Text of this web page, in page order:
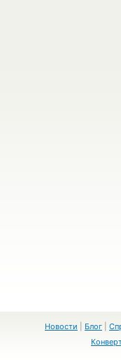
Новости Блог